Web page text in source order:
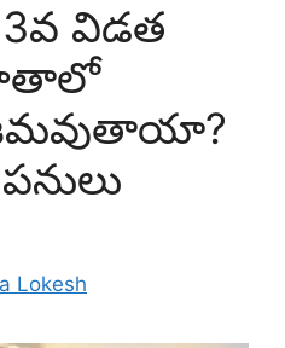
విడత
Lokesh